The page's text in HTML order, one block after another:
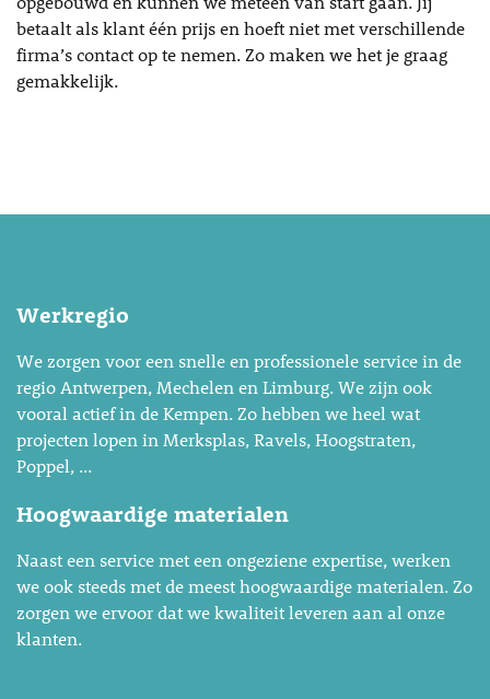
betaalt als klant één prijs en hoeft niet met verschillende
firma’s contact op te nemen. Zo maken we het je graag
gemakkelijk.
Werkregio
We zorgen voor een snelle en professionele service in de
regio Antwerpen, Mechelen en Limburg. We zijn ook
vooral actief in de Kempen. Zo hebben we heel wat
projecten lopen in Merksplas, Ravels, Hoogstraten,
Poppel, ...
Hoogwaardige materialen
Naast een service met een ongeziene expertise, werken
we ook steeds met de meest hoogwaardige materialen. Zo
zorgen we ervoor dat we kwaliteit leveren aan al onze
klanten.